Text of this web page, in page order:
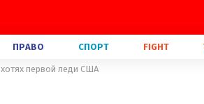
ПРАВО СПОРТ FIGHT
первой леди США